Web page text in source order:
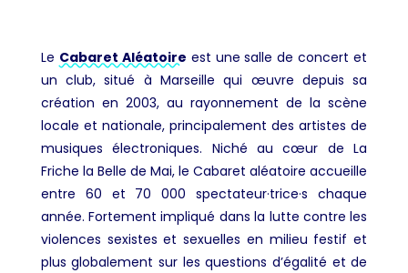
Le Cabaret Aléatoire est une salle de concert et
un club, situé à Marseille qui œuvre depuis sa
création en 2003, au rayonnement de la scène
locale et nationale, principalement des artistes de
musiques électroniques. Niché au cœur de La
Friche la Belle de Mai, le Cabaret aléatoire accueille
entre 60 et 70 000 spectateur·trice·s chaque
année. Fortement impliqué dans la lutte contre les
violences sexistes et sexuelles en milieu festif et
plus globalement sur les questions d’égalité et de